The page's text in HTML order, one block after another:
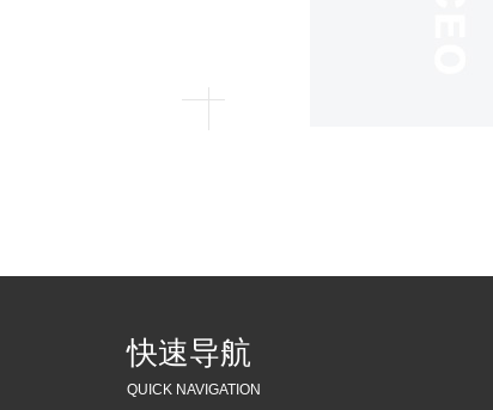
快速导航
QUICK NAVIGATION